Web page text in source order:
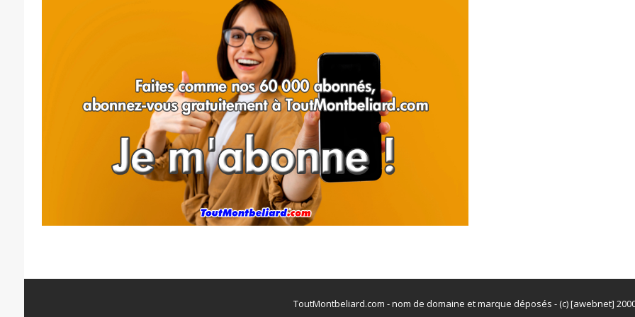
ToutMontbeliard.com - nom de domaine et marque déposés - (c) [awebnet]